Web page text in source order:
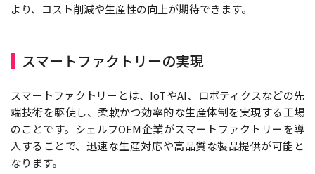
より、コスト削減や生産性の向上が期待できます。
スマートファクトリーの実現
スマートファクトリーとは、IoTやAI、ロボティクスなどの先
端技術を駆使し、柔軟かつ効率的な生産体制を実現する工場
のことです。シェルフOEM企業がスマートファクトリーを導
入することで、迅速な生産対応や高品質な製品提供が可能と
なります。